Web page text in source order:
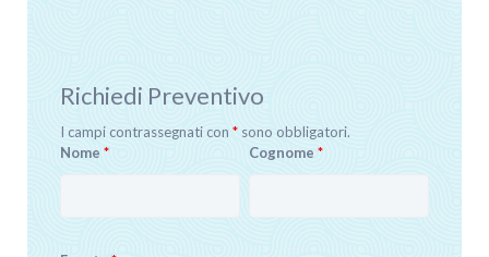
Richiedi Preventivo
I campi contrassegnati con * sono obbligatori.
Nome * Cognome*